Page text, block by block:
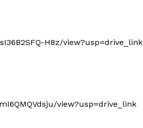
H8z/view?usp=drive_link
view?usp=drive_link